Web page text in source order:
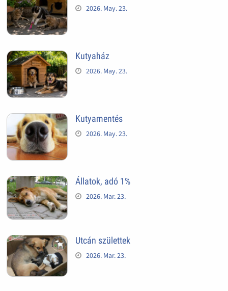
2026. May. 23.
Kutyaház
2026. May. 23.
Kutyamentés
2026. May. 23.
Állatok, adó 1%
2026. Mar. 23.
Utcán születtek
2026. Mar. 23.